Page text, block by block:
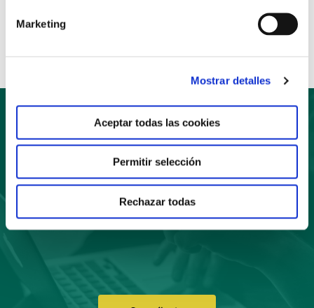
Marketing
Mostrar detalles
Aceptar todas las cookies
Permitir selección
Rechazar todas
Compartir:
Suscríbete
a nuestro boletín